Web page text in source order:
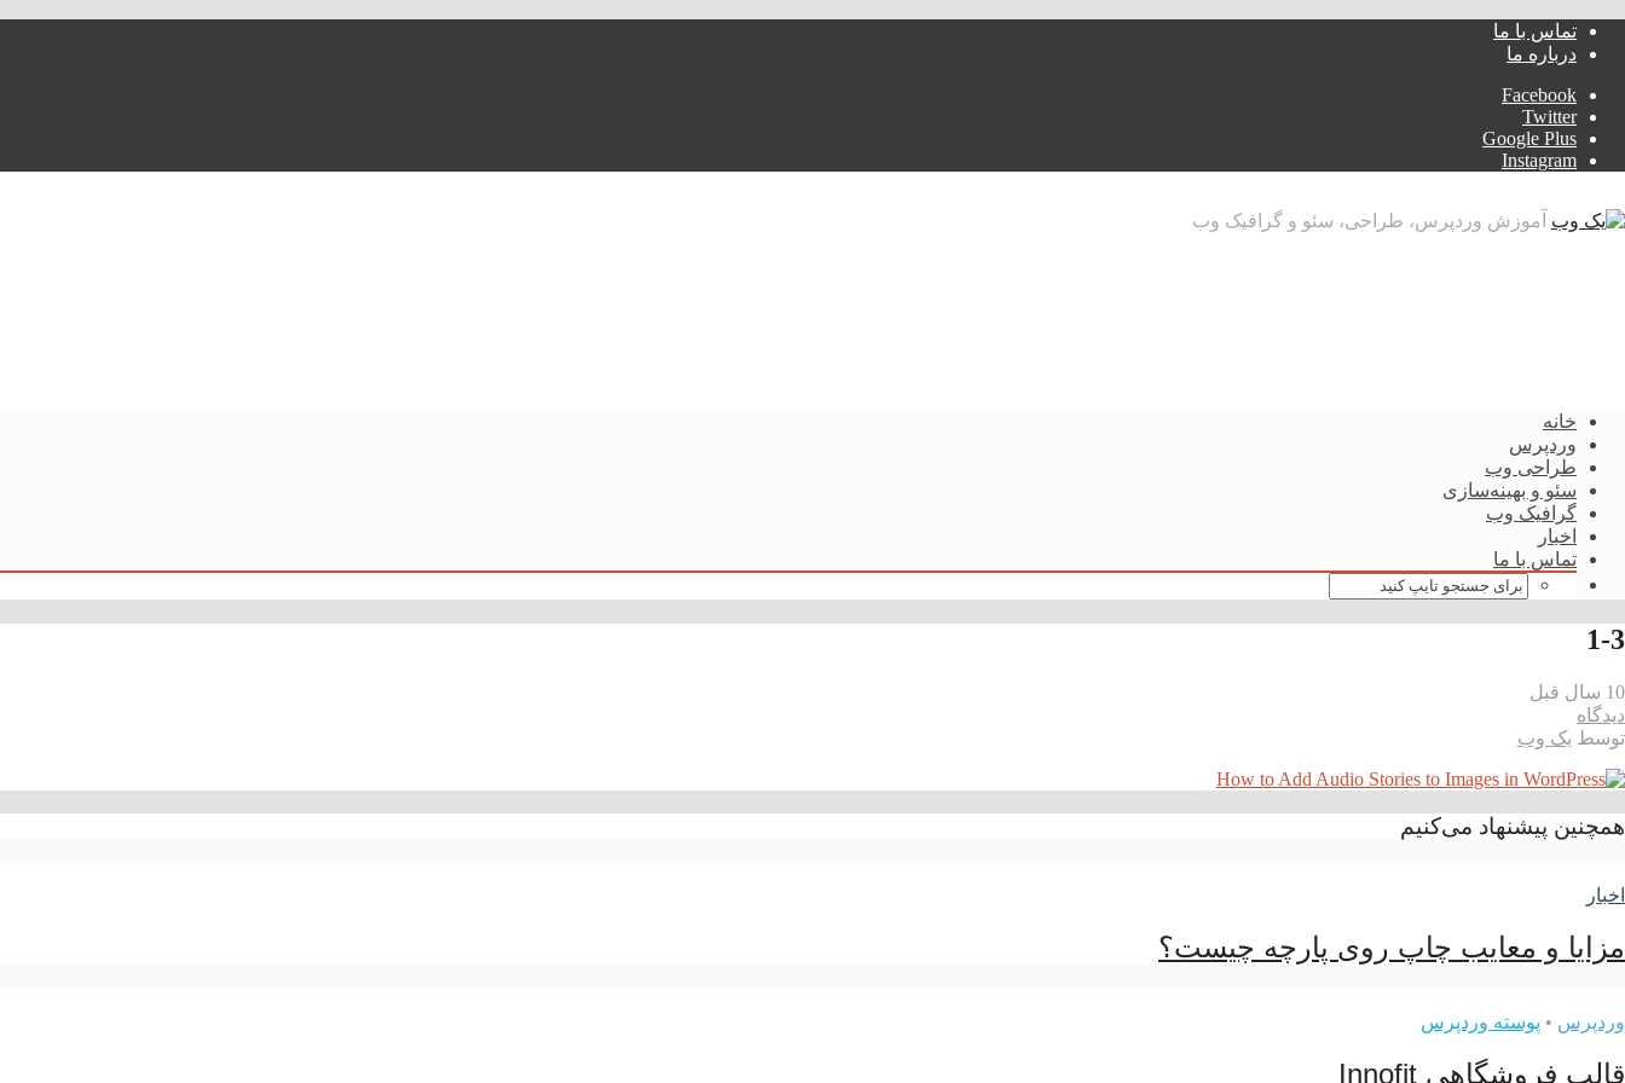
تماس با ما
درباره ما
Facebook
Twitter
Google Plus
Instagram
آموزش وردپرس، طراحی، سئو و گرافیک وب
خانه
وردپرس
طراحی وب
سئو و بهینه‌سازی
گرافیک وب
اخبار
تماس با ما
1-3
10 سال قبل
دیدگاه
توسط یک وب
همچنین پیشنهاد می‌کنیم
اخبار
مزایا و معایب چاپ روی پارچه چیست؟
وردپرس • پوسته وردپرس
قالب فروشگاهی Innofit